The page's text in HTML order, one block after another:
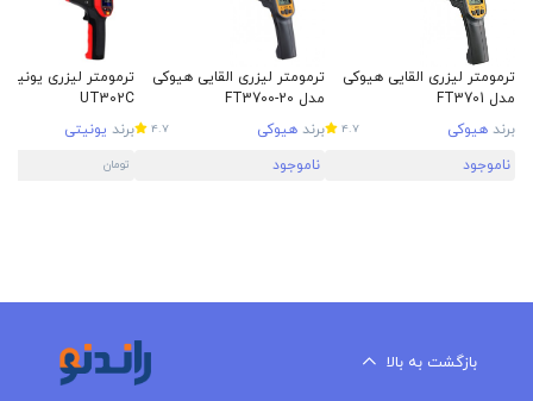
ترمومتر لیزری القایی هیوکی
مدل FT3701
برند هیوکی 4.7
ناموجود
ترمومتر لیزری القایی هیوکی
مدل FT3700-20
برند هیوکی 4.7
ناموجود
ترمومتر لیزری
UT302C
برند یونیتی
تومان
بازگشت به بالا